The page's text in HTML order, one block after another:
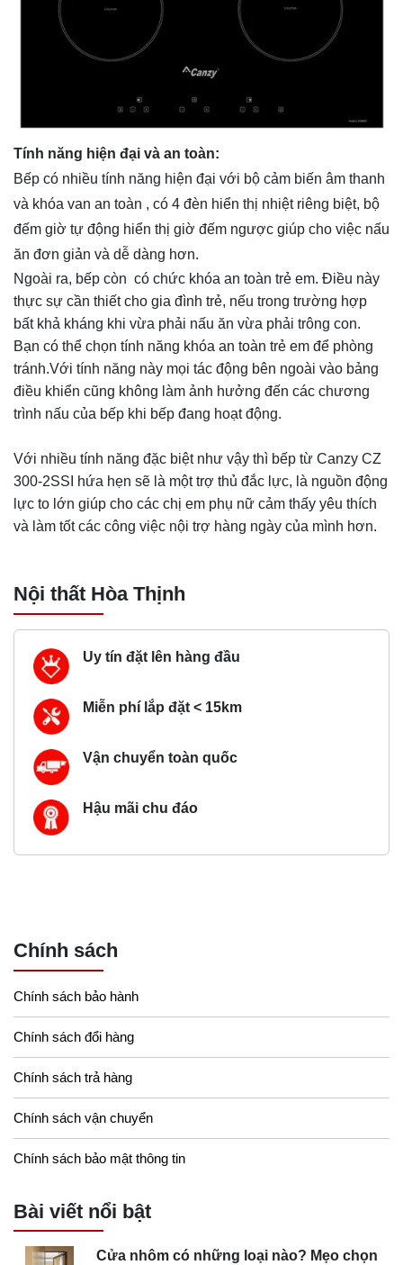
Tính năng hiện đại và an toàn:
Bếp có nhiều tính năng hiện đại với bộ cảm biến âm thanh
và khóa van an toàn , có 4 đèn hiển thị nhiệt riêng biệt, bộ
đếm giờ tự động hiển thị giờ đếm ngược giúp cho việc nấu
ăn đơn giản và dễ dàng hơn.
Ngoài ra, bếp còn có chức khóa an toàn trẻ em. Điều này
thực sự cần thiết cho gia đình trẻ, nếu trong trường hợp
bất khả kháng khi vừa phải nấu ăn vừa phải trông con.
Bạn có thể chọn tính năng khóa an toàn trẻ em để phòng
tránh.Với tính năng này mọi tác động bên ngoài vào bảng
điều khiển cũng không làm ảnh hưởng đến các chương
trình nấu của bếp khi bếp đang hoạt động.
Với nhiều tính năng đặc biệt như vậy thì bếp từ Canzy CZ
300-2SSI hứa hẹn sẽ là một trợ thủ đắc lực, là nguồn động
lực to lớn giúp cho các chị em phụ nữ cảm thấy yêu thích
và làm tốt các công việc nội trợ hàng ngày của mình hơn.
Nội thất Hòa Thịnh
Uy tín đặt lên hàng đầu
Miễn phí lắp đặt < 15km
Vận chuyển toàn quốc
Hậu mãi chu đáo
Chính sách
Chính sách bảo hành
Chính sách đổi hàng
Chính sách trả hàng
Chính sách vận chuyển
Chính sách bảo mật thông tin
Bài viết nổi bật
Cửa nhôm có những loại nào? Mẹo chọn